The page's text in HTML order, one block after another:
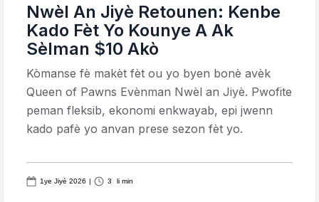
Nwèl An Jiyè Retounen: Kenbe
Kado Fèt Yo Kounye A Ak
Sèlman $10 Akò
Kòmanse fè makèt fèt ou yo byen bonè avèk
Queen of Pawns Evènman Nwèl an Jiyè. Pwofite
peman fleksib, ekonomi enkwayab, epi jwenn
kado pafè yo anvan prese sezon fèt yo.
1ye Jiyè 2026 | 3 li min